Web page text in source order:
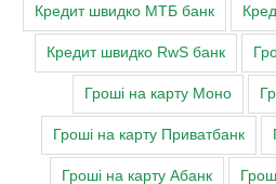
Кредит швидко МТБ банк
Кредит швидко RwS банк
Гроші на карту Моно
Гроші на карту Приватбанк
Гроші на карту Абанк